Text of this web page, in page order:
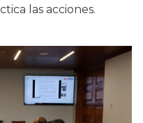
las acciones.